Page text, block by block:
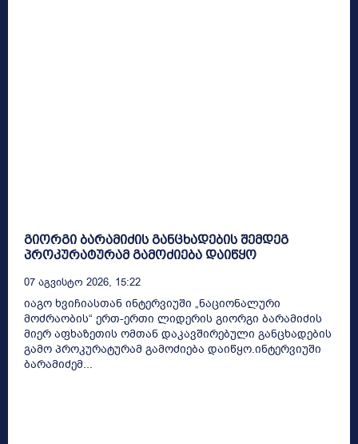
გიორგი ბარამიძის განცხადების შემდეგ
პროკურატურამ გამოძიება დაიწყო
07 Აგვისტო 2026, 15:22
იაგო ხვიჩიასთან ინტერვიუში „ნაციონალური
მოძრაობის“ ერთ-ერთი ლიდერის გიორგი ბარამიძის
მიერ აფხაზეთის ომთან დაკავშირებული განცხადების
გამო პროკურატურამ გამოძიება დაიწყო.ინტერვიუში
ბარამიძემ...